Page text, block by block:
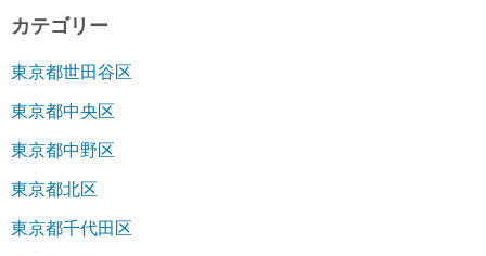
カテゴリー
東京都世田谷区
東京都中央区
東京都中野区
東京都北区
東京都千代田区